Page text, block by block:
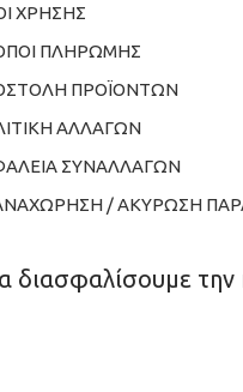
ΧΡΗΣΗΣ
ΠΛΗΡΩΜΗΣ
ΠΡΟΪΟΝΤΩΝ
ΑΛΛΑΓΩΝ
ΣΥΝΑΛΛΑΓΩΝ
/ ΑΚΥΡΩΣΗ
την